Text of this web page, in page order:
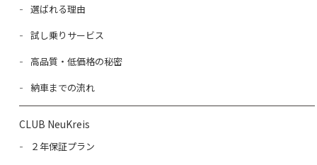
選ばれる理由
試し乗りサービス
高品質・低価格の秘密
納車までの流れ
CLUB NeuKreis
２年保証プラン